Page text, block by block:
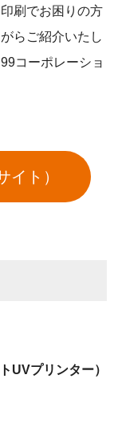
刷でお困りの方
らご紹介いたし
コーポレーショ
イト）
UVプリンター）